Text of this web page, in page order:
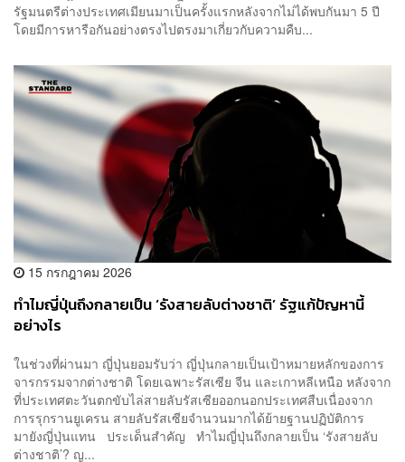
รัฐมนตรีต่างประเทศเมียนมาเป็นครั้งแรกหลังจากไม่ได้พบกันมา 5 ปี
โดยมีการหารือกันอย่างตรงไปตรงมาเกี่ยวกับความคืบ...
15 กรกฎาคม 2026
ทำไมญี่ปุ่นถึงกลายเป็น ‘รังสายลับต่างชาติ’ รัฐแก้ปัญหานี้
อย่างไร
ในช่วงที่ผ่านมา ญี่ปุ่นยอมรับว่า ญี่ปุ่นกลายเป็นเป้าหมายหลักของการ
จารกรรมจากต่างชาติ โดยเฉพาะรัสเซีย จีน และเกาหลีเหนือ หลังจาก
ที่ประเทศตะวันตกขับไล่สายลับรัสเซียออกนอกประเทศสืบเนื่องจาก
การรุกรานยูเครน สายลับรัสเซียจำนวนมากได้ย้ายฐานปฏิบัติการ
มายังญี่ปุ่นแทน ประเด็นสำคัญ ทำไมญี่ปุ่นถึงกลายเป็น ‘รังสายลับ
ต่างชาติ’? ญ...